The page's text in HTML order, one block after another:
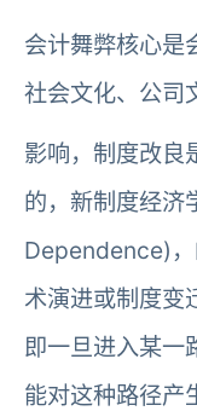
会计舞弊核心是
社会文化、公司
影响，制度改良
的，新制度经济
Dependence)
术演进或制度变
即一旦进入某一
能对这种路径产